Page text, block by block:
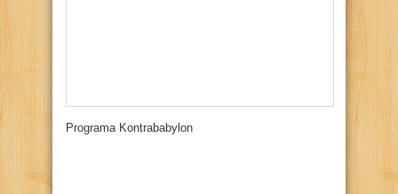
Programa Kontrababylon